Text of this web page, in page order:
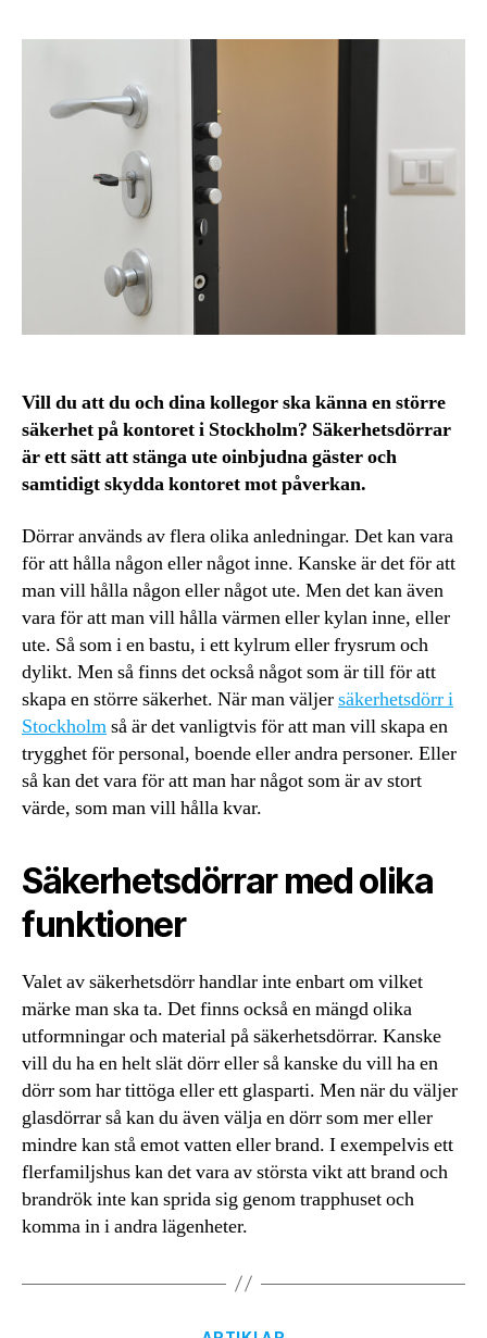
Vill du att du och dina kollegor ska känna en större
säkerhet på kontoret i Stockholm? Säkerhetsdörrar
är ett sätt att stänga ute oinbjudna gäster och
samtidigt skydda kontoret mot påverkan.
Dörrar används av flera olika anledningar. Det kan vara
för att hålla någon eller något inne. Kanske är det för att
man vill hålla någon eller något ute. Men det kan även
vara för att man vill hålla värmen eller kylan inne, eller
ute. Så som i en bastu, i ett kylrum eller frysrum och
dylikt. Men så finns det också något som är till för att
skapa en större säkerhet. När man väljersäkerhetsdörr i
Stockholmså är det vanligtvis för att man vill skapa en
trygghet för personal, boende eller andra personer. Eller
så kan det vara för att man har något som är av stort
värde, som man vill hålla kvar.
Säkerhetsdörrar med olika
funktioner
Valet av säkerhetsdörr handlar inte enbart om vilket
märke man ska ta. Det finns också en mängd olika
utformningar och material på säkerhetsdörrar. Kanske
vill du ha en helt slät dörr eller så kanske du vill ha en
dörr som har tittöga eller ett glasparti. Men när du väljer
glasdörrar så kan du även välja en dörr som mer eller
mindre kan stå emot vatten eller brand. I exempelvis ett
flerfamiljshus kan det vara av största vikt att brand och
brandrök inte kan sprida sig genom trapphuset och
komma in i andra lägenheter.
Kategorier